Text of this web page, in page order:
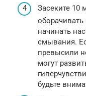
Засеките 10
начинать
смывания.
превысили
могут
будьте